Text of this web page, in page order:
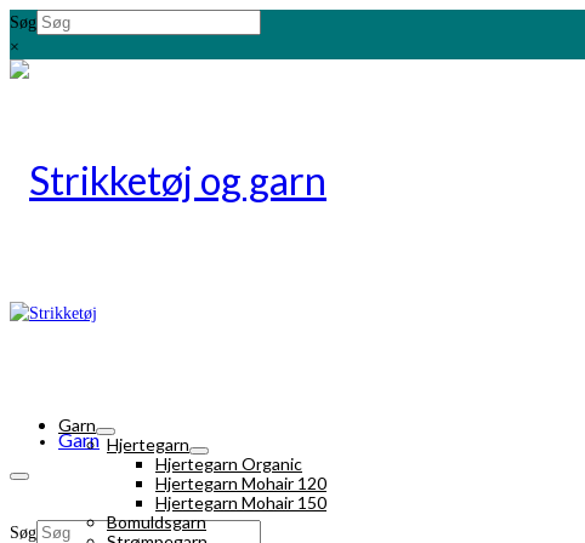
Søg
×
Garn
Søg
Garn
Hjertegarn
Hjertegarn Organic
Hjertegarn Mohair 120
Hjertegarn Mohair 150
Bomuldsgarn